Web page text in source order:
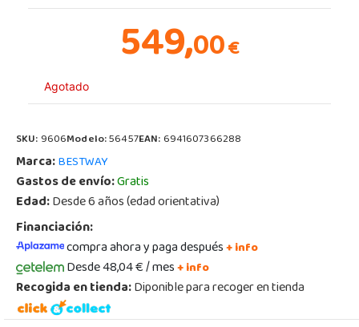
549,00€
Agotado
SKU:9606Modelo:56457EAN:6941607366288
Marca:BESTWAY
Gastos de envío:Gratis
Edad:Desde 6 años (edad orientativa)
Financiación:
compra ahora y paga después+ info
Desde 48,04 € / mes+ info
Recogida en tienda:Diponible para recoger en tienda